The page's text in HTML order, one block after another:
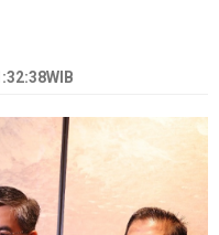
WIB